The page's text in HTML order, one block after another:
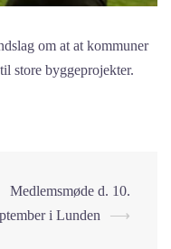
om at at kommuner
store byggeprojekter.
Medlemsmøde d. 10.
i Lunden
⟶